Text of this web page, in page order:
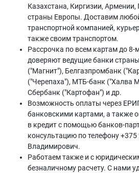
Казахстана, Киргизии, Армении,
страны Европы. Доставим
транспортной компанией,
также своим транспортом.
Рассрочка по всем картам до
доверяют ведущие банки
("Магнит"), Белгазпромбанк
("Черепаха"), МТБ-банк ("Халва
Сбербанк ("Картофан") и др.
Возможность оплаты через
банковскими картами, а также
в кредит с помощью банков-
консультацию по телефону
Владимирович.
Работаем также и с
безналичному расчету. С нами